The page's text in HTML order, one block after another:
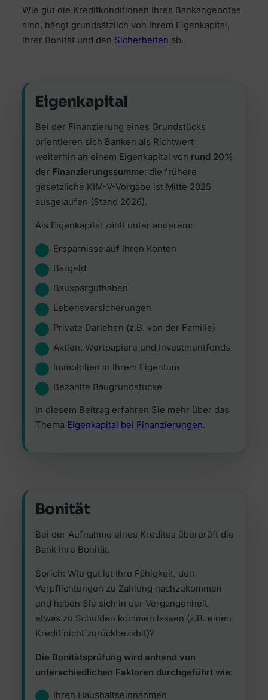
Wie gut die Kreditkonditionen Ihres Bankangebotes
sind, hängt grundsätzlich von Ihrem Eigenkapital,
Ihrer Bonität und den Sicherheiten ab.
Eigenkapital
Bei der Finanzierung eines Grundstücks
orientieren sich Banken als Richtwert
weiterhin an einem Eigenkapital von rund 20%
der Finanzierungssumme; die frühere
gesetzliche KIM-V-Vorgabe ist Mitte 2025
ausgelaufen (Stand 2026).
Als Eigenkapital zählt unter anderem:
Ersparnisse auf Ihren Konten
Bargeld
Bausparguthaben
Lebensversicherungen
Private Darlehen (z.B. von der Familie)
Aktien, Wertpapiere und Investmentfonds
Immobilien in Ihrem Eigentum
Bezahlte Baugrundstücke
In diesem Beitrag erfahren Sie mehr über das
Thema Eigenkapital bei Finanzierungen.
Bonität
Bei der Aufnahme eines Kredites überprüft die
Bank Ihre Bonität.
Sprich: Wie gut ist Ihre Fähigkeit, den
Verpflichtungen zu Zahlung nachzukommen
und haben Sie sich in der Vergangenheit
etwas zu Schulden kommen lassen (z.B. einen
Kredit nicht zurückbezahlt)?
Die Bonitätsprüfung wird anhand von
unterschiedlichen Faktoren durchgeführt wie:
Ihren Haushaltseinnahmen